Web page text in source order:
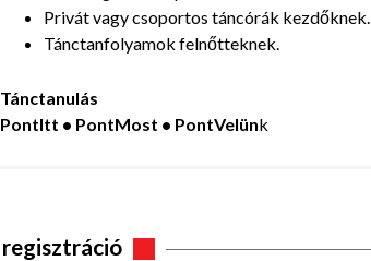
Privát vagy csoportos táncórák kezdőknek.
Tánctanfolyamok felnőtteknek.
Tánctanulás
PontItt • PontMost • PontVelünk
regisztráció